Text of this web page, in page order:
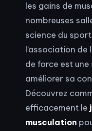
les gains de
nombreuses
science du
l’association de
de force est
améliorer sa
Découvrez
efficacement le
musculation